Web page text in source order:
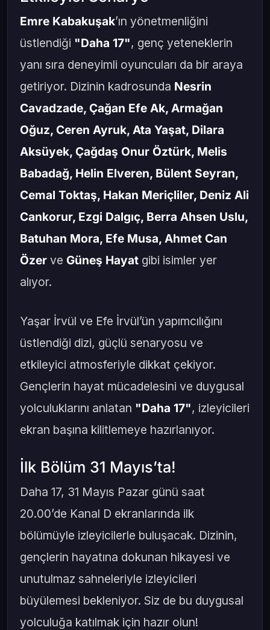
Emre Kabakuşak’ın yönetmenliğini
üstlendiği "Daha 17", genç yeteneklerin
yanı sıra deneyimli oyuncuları da bir araya
getiriyor. Dizinin kadrosunda Nesrin
Cavadzade, Çağan Efe Ak, Armağan
Oğuz, Ceren Ayruk, Ata Yaşat, Dilara
Aksüyek, Çağdaş Onur Öztürk, Melis
Babadağ, Helin Elveren, Bülent Seyran,
Cemal Toktaş, Hakan Meriçliler, Deniz Ali
Cankorur, Ezgi Dalgıç, Berra Ahsen Uslu,
Batuhan Mora, Efe Musa, Ahmet Can
Özer ve Güneş Hayat gibi isimler yer
alıyor.
Yaşar İrvül ve Efe İrvül’ün yapımcılığını
üstlendiği dizi, güçlü senaryosu ve
etkileyici atmosferiyle dikkat çekiyor.
Gençlerin hayat mücadelesini ve duygusal
yolculuklarını anlatan "Daha 17", izleyicileri
ekran başına kilitlemeye hazırlanıyor.
İlk Bölüm 31 Mayıs’ta!
Daha 17, 31 Mayıs Pazar günü saat
20.00’de Kanal D ekranlarında ilk
bölümüyle izleyicilerle buluşacak. Dizinin,
gençlerin hayatına dokunan hikayesi ve
unutulmaz sahneleriyle izleyicileri
büyülemesi bekleniyor. Siz de bu duygusal
yolculuğa katılmak için hazır olun!